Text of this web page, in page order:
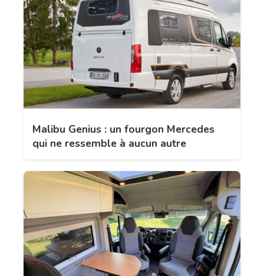
Malibu Genius : un fourgon Mercedes
qui ne ressemble à aucun autre